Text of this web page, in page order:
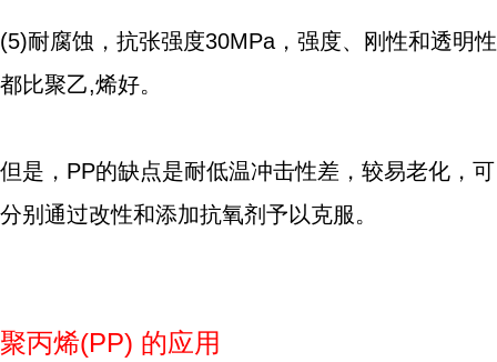
(5)耐腐蚀，抗张强度30MPa，强度、刚性和透明性
都比聚乙,烯好。
但是，PP的缺点是耐低温冲击性差，较易老化，可
分别通过改性和添加抗氧剂予以克服。
聚丙烯(PP) 的应用